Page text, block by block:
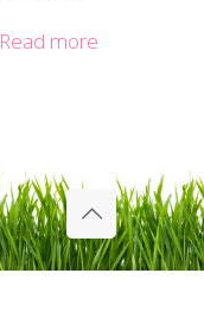
Read more